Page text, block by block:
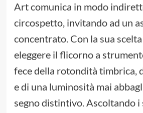
Art comunica in modo
circospetto, invitando ad un
concentrato. Con la sua
eleggere il flicorno a
fece della rotondità timbrica,
e di una luminosità mai
segno distintivo. Ascoltando i